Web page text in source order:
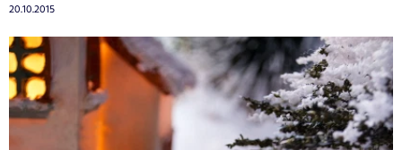
20.10.2015